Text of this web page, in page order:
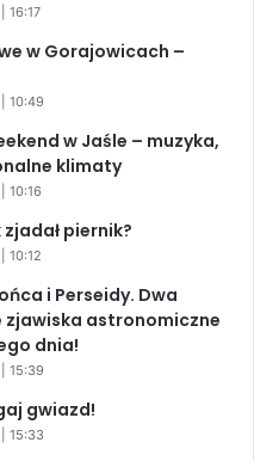
16:17
w Gorajowicach –
10:49
w Jaśle – muzyka,
klimaty
10:16
piernik?
10:12
i Perseidy. Dwa
zjawiska astronomiczne
dnia!
15:39
gwiazd!
15:33